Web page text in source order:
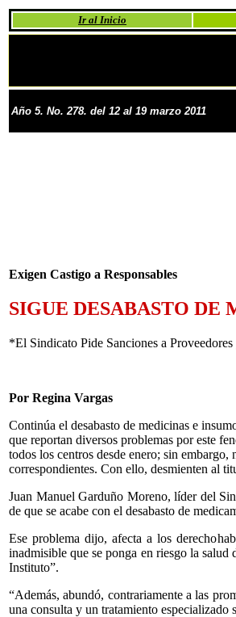
Ir al Inicio
Año 5. No. 278. del 12 al 19 marzo 2011
Exigen Castigo a Responsables
SIGUE DESABASTO DE
*El Sindicato Pide Sanciones a
Por Regina Vargas
Continúa el desabasto de medicinas e
que reportan diversos problemas por este
todos los centros desde enero; sin
correspondientes. Con ello, desmienten al
Juan Manuel Garduño Moreno, líder del
de que se acabe con el desabasto de
Ese problema dijo, afecta a los
inadmisible que se ponga en riesgo la
Instituto”.
“Además, abundó, contrariamente a las
una consulta y un tratamiento especializado